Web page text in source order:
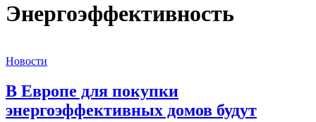
Энергоэффективность
Новости
В Европе для покупки
энергоэффективных домов будут